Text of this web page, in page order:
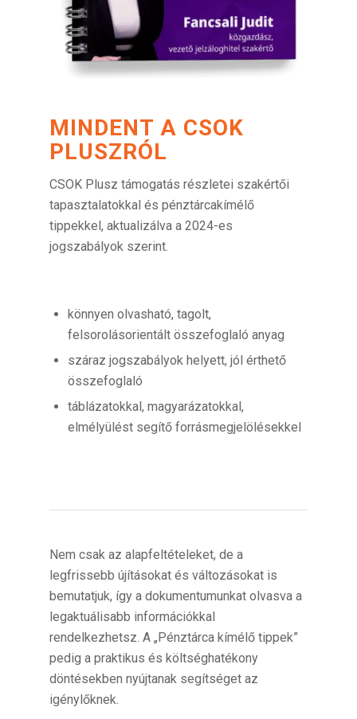
MINDENT A CSOK
PLUSZRÓL
CSOK Plusz támogatás részletei szakértői
tapasztalatokkal és pénztárcakímélő
tippekkel, aktualizálva a 2024-es
jogszabályok szerint.
könnyen olvasható, tagolt,
felsorolásorientált összefoglaló anyag
száraz jogszabályok helyett, jól érthető
összefoglaló
táblázatokkal, magyarázatokkal,
elmélyülést segítő forrásmegjelölésekkel
Nem csak az alapfeltételeket, de a
legfrissebb újításokat és változásokat is
bemutatjuk, így a dokumentumunkat olvasva a
legaktuálisabb információkkal
rendelkezhetsz. A „Pénztárca kímélő tippek”
pedig a praktikus és költséghatékony
döntésekben nyújtanak segítséget az
igénylőknek.